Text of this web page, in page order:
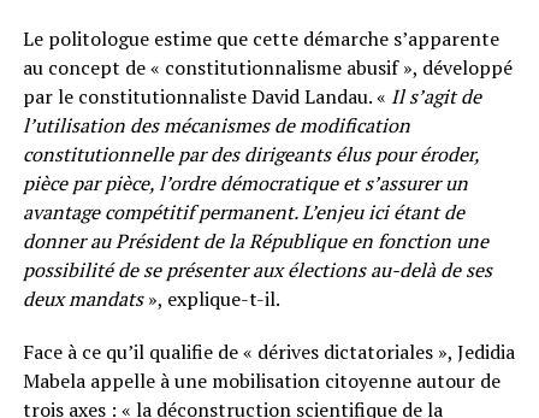
Le politologue estime que cette démarche s’apparente
au concept de « constitutionnalisme abusif », développé
par le constitutionnaliste David Landau. « Il s’agit de
l’utilisation des mécanismes de modification
constitutionnelle par des dirigeants élus pour éroder,
pièce par pièce, l’ordre démocratique et s’assurer un
avantage compétitif permanent. L’enjeu ici étant de
donner au Président de la République en fonction une
possibilité de se présenter aux élections au-delà de ses
deux mandats», explique-t-il.
Face à ce qu’il qualifie de « dérives dictatoriales », Jedidia
Mabela appelle à une mobilisation citoyenne autour de
trois axes : « la déconstruction scientifique de la